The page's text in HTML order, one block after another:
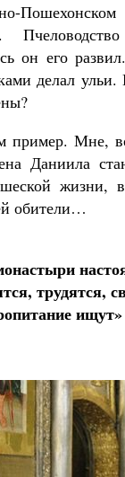
он его
делал
пример. Мне,
Даниила
жизни,
обители…
трудятся,
ищут»